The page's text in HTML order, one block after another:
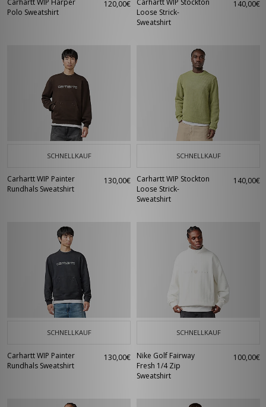
Carhartt WIP Harper
Polo Sweatshirt
120,00€
Carhartt WIP Stockton
Loose Strick-
Sweatshirt
140,00€
SCHNELLKAUF
Carhartt WIP Painter
Rundhals Sweatshirt
130,00€
SCHNELLKAUF
Carhartt WIP Stockton
Loose Strick-
Sweatshirt
140,00€
SCHNELLKAUF
Carhartt WIP Painter
Rundhals Sweatshirt
130,00€
SCHNELLKAUF
Nike Golf Fairway
Fresh 1/4 Zip
Sweatshirt
100,00€